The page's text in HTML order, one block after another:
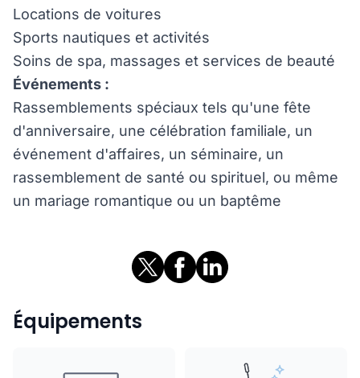
Locations de voitures
Sports nautiques et activités
Soins de spa, massages et services de beauté
Événements :
Rassemblements spéciaux tels qu'une fête
d'anniversaire, une célébration familiale, un
événement d'affaires, un séminaire, un
rassemblement de santé ou spirituel, ou même
un mariage romantique ou un baptême
Équipements